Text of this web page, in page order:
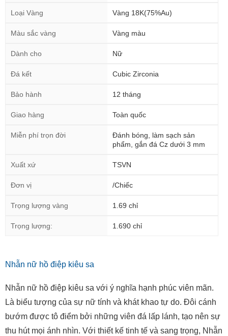
Loại Vàng Vàng 18K(75%Au)
Màu sắc vàng Vàng màu
Dành cho Nữ
Đá kết Cubic Zirconia
Bảo hành 12 tháng
Giao hàng Toàn quốc
Miễn phí trọn đời
Đánh bóng, làm sạch sản
phẩm, gắn đá Cz dưới 3 mm
Xuất xứ TSVN
Đơn vị /Chiếc
Trọng lượng vàng 1.69 chỉ
Trọng lượng: 1.690 chỉ
Nhẫn nữ hồ điệp kiêu sa
Nhẫn nữ hồ điệp kiêu sa với ý nghĩa hạnh phúc viên mãn.
Là biểu tượng của sự nữ tính và khát khao tự do. Đôi cánh
bướm được tô điểm bởi những viên đá lấp lánh, tạo nên sự
thu hút mọi ánh nhìn. Với thiết kế tinh tế và sang trọng, Nhẫn